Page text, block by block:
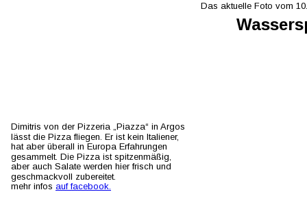
Dimitris von der Pizzeria „Piazza“ in Argos
lässt die Pizza fliegen. Er ist kein Italiener,
hat aber überall in Europa Erfahrungen
gesammelt. Die Pizza ist spitzenmäßig,
aber auch Salate werden hier frisch und
geschmackvoll zubereitet.
mehr infos auf facebook.
Das aktuelle Foto vom